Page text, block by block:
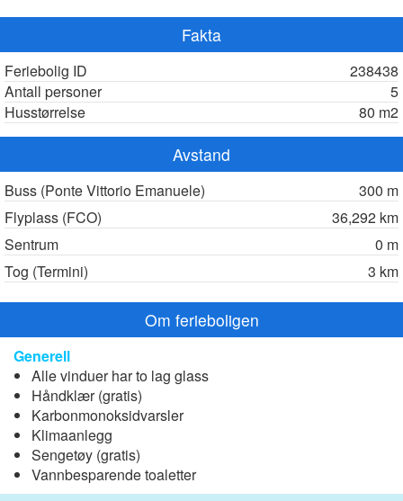
Fakta
Feriebolig ID
238438
Antall personer
5
Husstørrelse
80 m2
Avstand
Buss (Ponte Vittorio Emanuele)
300 m
Flyplass (FCO)
36,292 km
Sentrum
0 m
Tog (Termini)
3 km
Om ferieboligen
Generell
Alle vinduer har to lag glass
Håndklær (gratis)
Karbonmonoksidvarsler
Klimaanlegg
Sengetøy (gratis)
Vannbesparende toaletter